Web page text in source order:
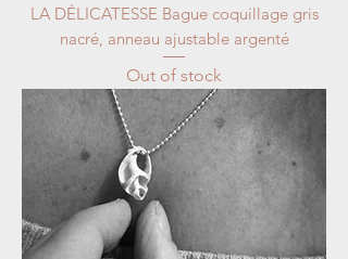
LA DÉLICATESSE Bague coquillage gris
nacré, anneau ajustable argenté
Out of stock